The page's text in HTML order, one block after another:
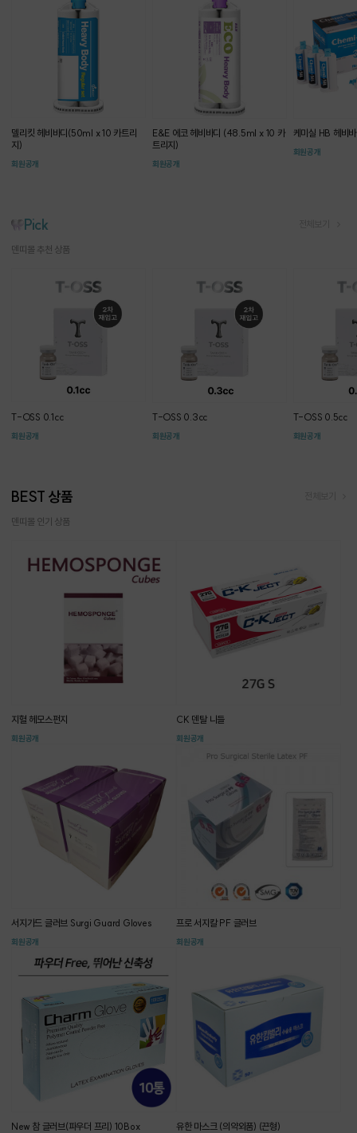
델리킷 헤비바디(50ml x 10 카트리
지)
회원공개
E&E 에코 헤비바디 (48.5ml x 10 카
트리지)
회원공개
케미실 HB 헤비
회원공개
Pick
덴띠몰 추천 상품
T-OSS 0.1cc
회원공개
T-OSS 0.3cc
회원공개
T-OSS 0.5cc
회원공개
BEST 상품
덴띠몰 인기 상품
지혈 헤모스펀지
회원공개
CK 덴탈 니들
회원공개
서지가드 글러브 Surgi Guard Gloves
회원공개
프로 서지칼 PF 글러브
회원공개
New 참 글러브(파우더 프리) 10Box 유한 마스크 (의약외품) (끈형)